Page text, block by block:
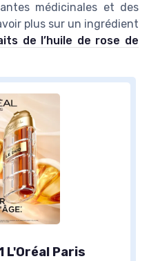
médicinales et des
plus sur un ingrédient
de l’huile de rose de
L'Oréal Paris